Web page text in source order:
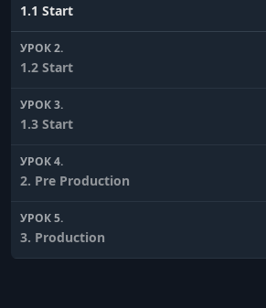
1.1 Start
УРОК 2.
1.2 Start
УРОК 3.
1.3 Start
УРОК 4.
2. Pre Production
УРОК 5.
3. Production